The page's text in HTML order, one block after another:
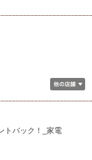
トバック！_家電